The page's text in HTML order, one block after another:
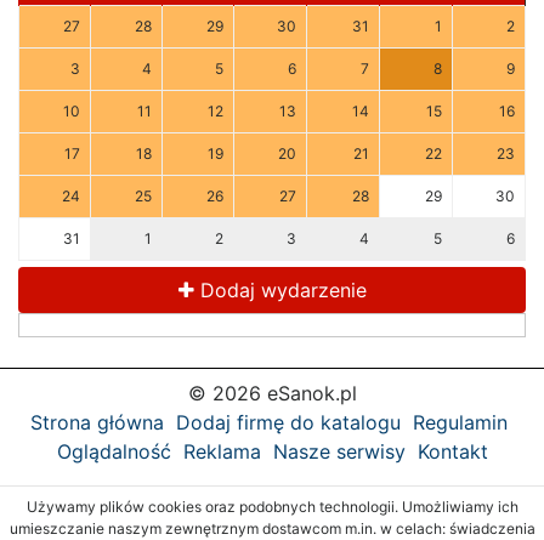
27 28 29 30 31 1 2
3 4 5 6 7 8 9
10 11 12 13 14 15 16
17 18 19 20 21 22 23
24 25 26 27 28 29 30
31 1 2 3 4 5 6
Dodaj wydarzenie
© 2026 eSanok.pl
Strona główna Dodaj firmę do katalogu Regulamin
Oglądalność Reklama Nasze serwisy Kontakt
Używamy plików cookies oraz podobnych technologii. Umożliwiamy ich
umieszczanie naszym zewnętrznym dostawcom m.in. w celach: świadczenia